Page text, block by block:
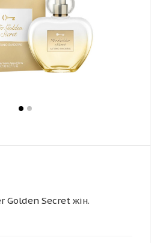
Golden Secret жін.